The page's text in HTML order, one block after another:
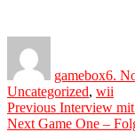
gamebox6.
Uncategorized, wii
Previous Previous
post:
Interview
Next Next
Game One –